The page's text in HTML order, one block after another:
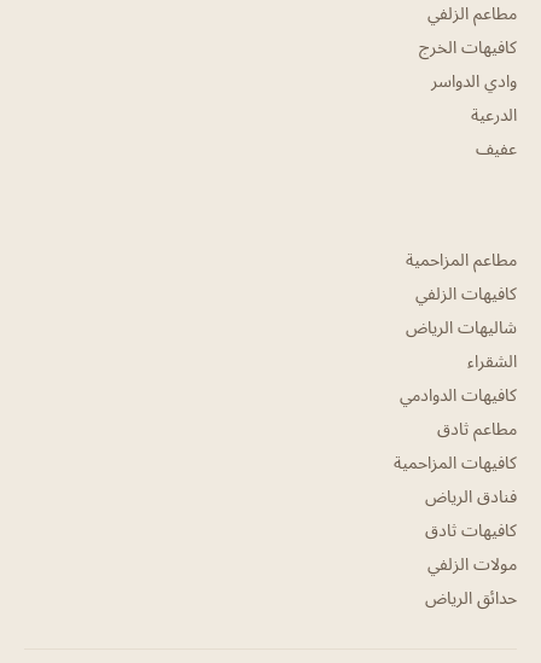
مطاعم الزلفي
كافيهات الخرج
وادي الدواسر
الدرعية
عفيف
مطاعم المزاحمية
كافيهات الزلفي
شاليهات الرياض
الشقراء
كافيهات الدوادمي
مطاعم ثادق
كافيهات المزاحمية
فنادق الرياض
كافيهات ثادق
مولات الزلفي
حدائق الرياض